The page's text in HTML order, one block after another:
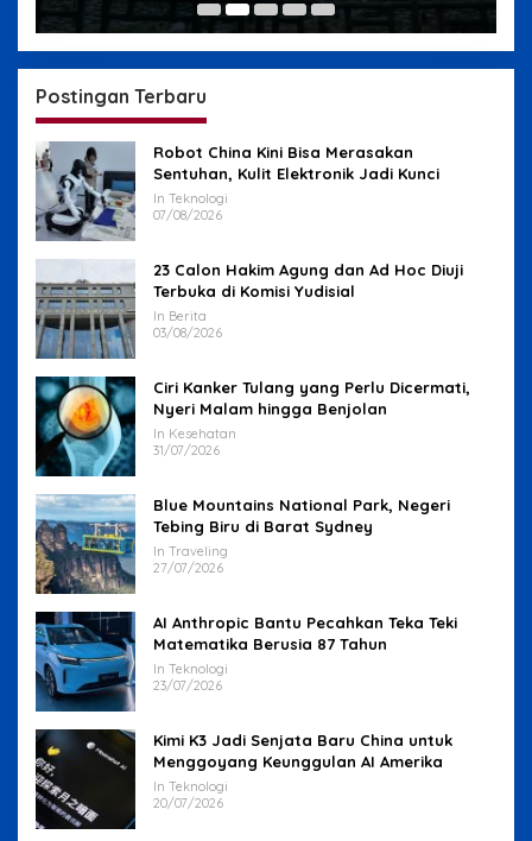
Postingan Terbaru
Robot China Kini Bisa Merasakan
Sentuhan, Kulit Elektronik Jadi Kunci
In Teknologi
07/08/2026
23 Calon Hakim Agung dan Ad Hoc Diuji
Terbuka di Komisi Yudisial
In Berita
03/08/2026
Ciri Kanker Tulang yang Perlu Dicermati,
Nyeri Malam hingga Benjolan
In Kesehatan
31/07/2026
Blue Mountains National Park, Negeri
Tebing Biru di Barat Sydney
In Traveling
27/07/2026
AI Anthropic Bantu Pecahkan Teka Teki
Matematika Berusia 87 Tahun
In Teknologi
23/07/2026
Kimi K3 Jadi Senjata Baru China untuk
Menggoyang Keunggulan AI Amerika
In Teknologi
20/07/2026